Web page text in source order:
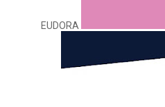
EUDORA